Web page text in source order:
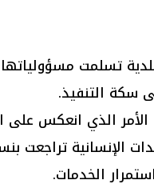
تسلمت
سكة التنفيذ.
الذي انعكس على
تراجعت
الخدمات.